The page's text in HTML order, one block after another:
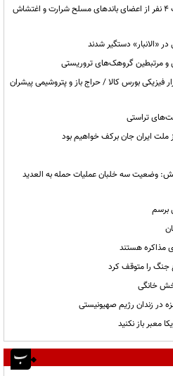
تروریستی رژیم صهیونیستی و بازداشت ۴ نفر از اعضای باندهای مسلح شرارت و اغتشاش
«الانبار» دستگیر شدند
کالا در بازار فیزیکی بورس کالا / حراج باز و پتروشیمی پیشران
ملت ایران جان برکف خواهیم بود
وضعیت سه خلبان عملیات حمله به العدید
برسم
مذاکره هستند
جنگ را متوقف کرد
خانگی
در زندان رژیم صهیونیستی
معبر باز نکنید